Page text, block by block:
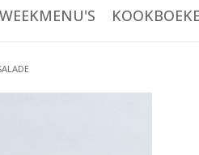
WEEKMENU'S